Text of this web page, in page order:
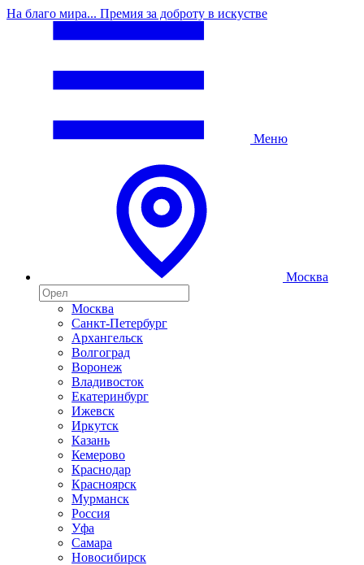
На благо мира... Премия за доброту в искустве
Меню
Москва
Москва
Санкт-Петербург
Архангельск
Волгоград
Воронеж
Владивосток
Екатеринбург
Ижевск
Иркутск
Казань
Кемерово
Краснодар
Красноярск
Мурманск
Россия
Уфа
Самара
Новосибирск